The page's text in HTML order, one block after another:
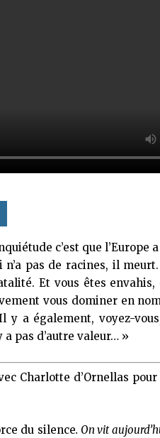
c’est que l’Europe
pas de racines, il meurt.
Et vous êtes envahis,
vous dominer en
y a également, voyez-
a pas d’autre valeur… »
Charlotte d’Ornellas
du silence. On vit